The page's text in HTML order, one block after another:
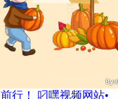
行！ 叼嘿视频网站•